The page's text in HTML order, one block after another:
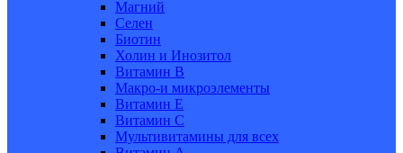
Магний
Селен
Биотин
Холин и Инозитол
Витамин B
Макро-и микроэлементы
Витамин Е
Витамин С
Мультивитамины для всех